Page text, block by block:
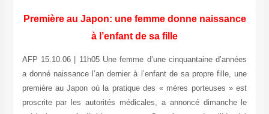
Première au Japon: une femme donne naissance
à l’enfant de sa fille
AFP 15.10.06 | 11h05 Une femme d’une cinquantaine d’années
a donné naissance l’an dernier à l’enfant de sa propre fille, une
première au Japon où la pratique des « mères porteuses » est
proscrite par les autorités médicales, a annoncé dimanche le